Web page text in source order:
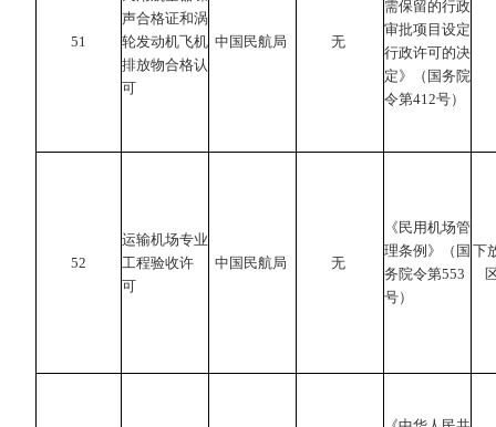
51
声合格证和涡
轮发动机飞机
排放物合格认
可
中国民航局 无
需保留的行政
审批项目设定
行政许可的决
定》（国务院
令第412号）
52
运输机场专业
工程验收许
可
中国民航局 无
《民用机场管
理条例》（国
务院令第553
号）
下